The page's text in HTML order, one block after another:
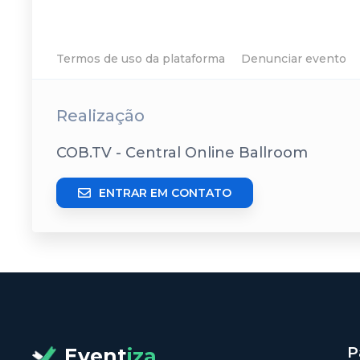
Termos de uso da plataforma Denunciar evento
Realização
COB.TV - Central Online Ballroom
ENTRAR EM CONTATO